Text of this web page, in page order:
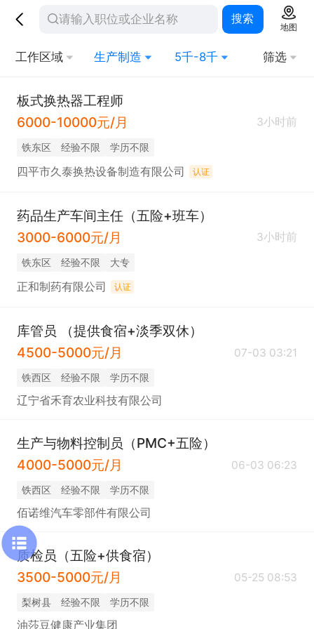
搜索
地图
工作区域 生产制造 5千-8千 筛选
板式换热器工程师
6000-10000元/月
3小时前
铁东区 经验不限 学历不限
四平市久泰换热设备制造有限公司 认证
药品生产车间主任（五险+班车）
3000-6000元/月
3小时前
铁东区 经验不限 大专
正和制药有限公司 认证
库管员 （提供食宿+淡季双休）
4500-5000元/月
07-03 03:21
铁西区 经验不限 学历不限
辽宁省禾育农业科技有限公司
生产与物料控制员（PMC+五险）
4000-5000元/月
06-03 06:23
铁西区 经验不限 学历不限
佰诺维汽车零部件有限公司
质检员（五险+供食宿）
3500-5000元/月
05-25 08:53
梨树县 经验不限 学历不限
油莎豆健康产业集团